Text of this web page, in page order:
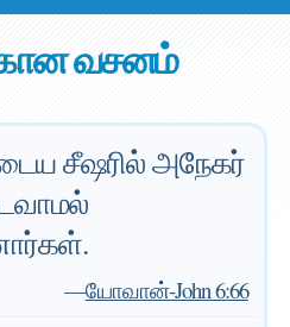
வசனம்
சீஷரில் அநேகர்
—யோவான்-John 6:66